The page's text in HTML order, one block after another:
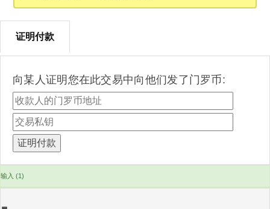
证明付款
向某人证明您在此交易中向他们发了门罗币:
输入 (1)